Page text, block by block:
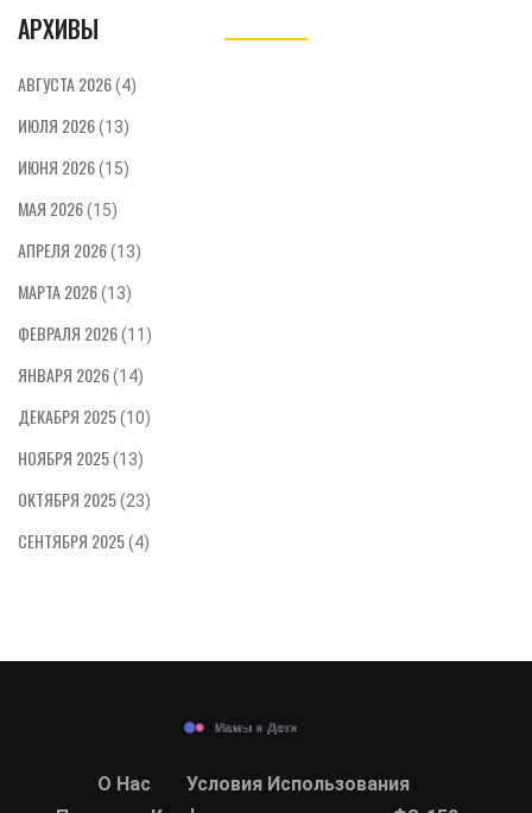
АРХИВЫ
АВГУСТА 2026(4)
ИЮЛЯ 2026(13)
ИЮНЯ 2026(15)
МАЯ 2026(15)
АПРЕЛЯ 2026(13)
МАРТА 2026(13)
ФЕВРАЛЯ 2026(11)
ЯНВАРЯ 2026(14)
ДЕКАБРЯ 2025(10)
НОЯБРЯ 2025(13)
ОКТЯБРЯ 2025(23)
СЕНТЯБРЯ 2025(4)
О Нас
Условия Использования